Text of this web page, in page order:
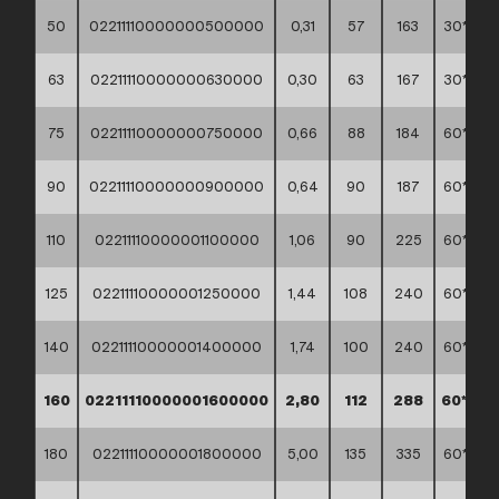
50 02211110000000500000 0,31 57 163
63 02211110000000630000 0,30 63 167
75 02211110000000750000 0,66 88 184
90 02211110000000900000 0,64 90 187
110 02211110000001100000 1,06 90 225
125 02211110000001250000 1,44 108 240
140 02211110000001400000 1,74 100 240
160 02211110000001600000 2,80 112 288
180 02211110000001800000 5,00 135 335